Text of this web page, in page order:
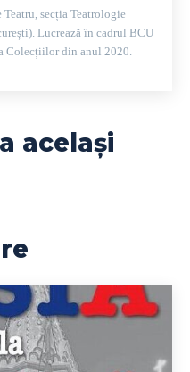
secția Teatrologie
Lucrează în cadrul BCU
Colecțiilor din anul 2020.
același